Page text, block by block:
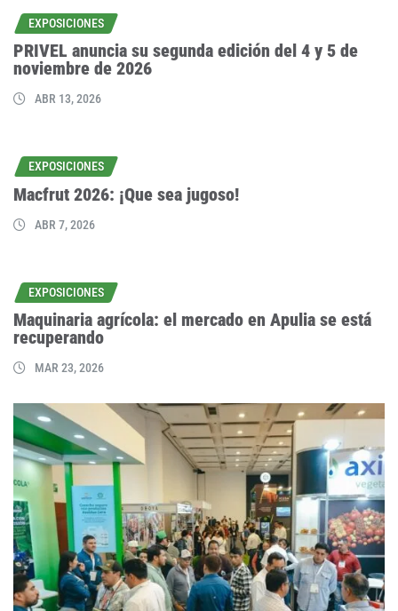
EXPOSICIONES
PRIVEL anuncia su segunda edición del 4 y 5 de
noviembre de 2026
ABR 13, 2026
EXPOSICIONES
Macfrut 2026: ¡Que sea jugoso!
ABR 7, 2026
EXPOSICIONES
Maquinaria agrícola: el mercado en Apulia se está
recuperando
MAR 23, 2026